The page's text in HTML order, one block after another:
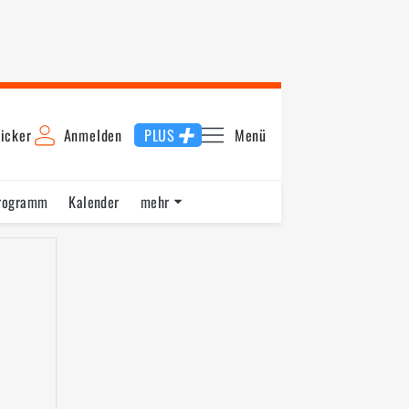
Anmelden PLUS Menü
Kalender
mehr